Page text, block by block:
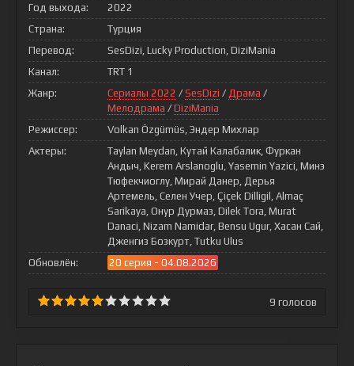
Год выхода:
2022
Страна:
Турция
Перевод:
SesDizi, Lucky Production, DiziMania
Канал:
TRT 1
Жанр:
Сериалы 2022 / SesDizi / Драма /
Мелодрама / DiziMania
Режиссер:
Volkan Özgümüs, Эндер Михлар
Актеры:
Taylan Meydan, Кутай Калабалик, Фуркан
Андыч, Kerem Arslanoglu, Yasemin Yazici, Минэ
Тюфекчиоглу, Мирай Данер, Дерья
Артемель, Селен Учер, Çiçek Dilligil, Almaç
Sarikaya, Онур Дурмаз, Dilek Tora, Murat
Danaci, Nizam Namidar, Bensu Ugur, Хасан Сай,
Дженгиз Бозкурт, Tutku Ulus
Обновлён:
20 серия - 04.08.2026
9 голосов